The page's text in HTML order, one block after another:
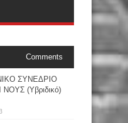
Comments
ΣΥΝΕΔΡΙΟ
(Υβριδικό)